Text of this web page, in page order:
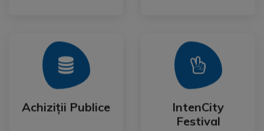
Achiziții Publice
Achiziții Publice
Mai Mult
IntenCity
Festival
IntenCity
Festival
Mai Mult